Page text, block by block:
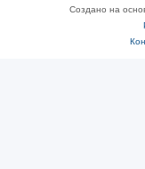
Создано на